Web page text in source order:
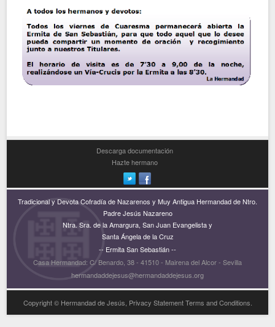
Descarga documentación
Hazte hermano
Tradicional y Devota Cofradía de Nazarenos y Muy Antigua Hermandad de Ntro.
Padre Jesús Nazareno
Ntra. Sra. de la Amargura, San Juan Evangelista y
Santa Ángela de la Cruz
-- Ermita San Sebastián --
Casa Hermandad: C/ Benardo, 38 - 41510 - Mairena del Alcor - Sevilla
hermandaddejesus@hermandaddejesus.org
Copyright © Hermandad de Jesús, Privacy Statement Terms and Conditions.